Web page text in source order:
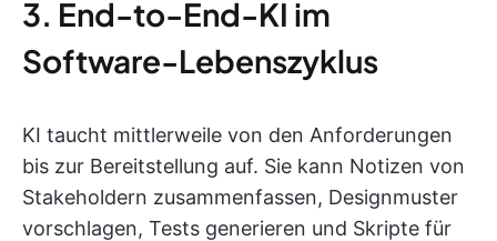
3. End-to-End-KI im
Software-Lebenszyklus
KI taucht mittlerweile von den Anforderungen
bis zur Bereitstellung auf. Sie kann Notizen von
Stakeholdern zusammenfassen, Designmuster
vorschlagen, Tests generieren und Skripte für